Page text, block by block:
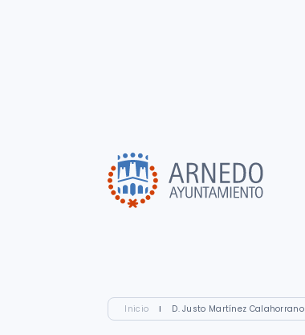
Inicio I D. Justo Martínez Calahorrano